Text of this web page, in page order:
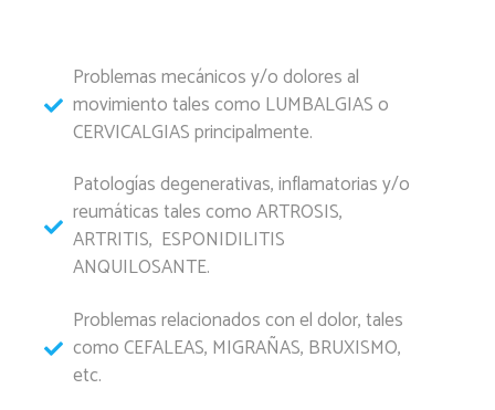
Problemas mecánicos y/o dolores al
movimiento tales como LUMBALGIAS o
CERVICALGIAS principalmente.
Patologías degenerativas, inflamatorias y/o
reumáticas tales como ARTROSIS,
ARTRITIS, ESPONIDILITIS
ANQUILOSANTE.
Problemas relacionados con el dolor, tales
como CEFALEAS, MIGRAÑAS, BRUXISMO,
etc.